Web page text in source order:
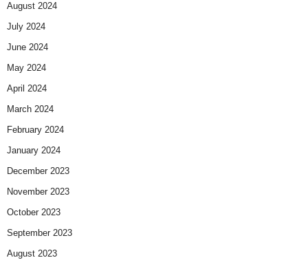
August 2024
July 2024
June 2024
May 2024
April 2024
March 2024
February 2024
January 2024
December 2023
November 2023
October 2023
September 2023
August 2023